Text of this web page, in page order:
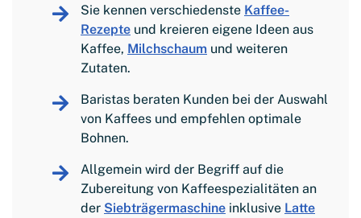
Sie kennen verschiedenste Kaffee-
Rezepte und kreieren eigene Ideen aus
Kaffee, Milchschaum und weiteren
Zutaten.
Baristas beraten Kunden bei der Auswahl
von Kaffees und empfehlen optimale
Bohnen.
Allgemein wird der Begriff auf die
Zubereitung von Kaffeespezialitäten an
der Siebträgermaschine inklusive Latte